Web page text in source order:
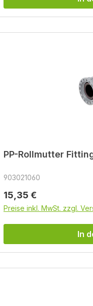
PP-Rollmutter
903021060
Regulärer Preis:
15,35 €
Preise inkl. MwSt. zzgl.
In